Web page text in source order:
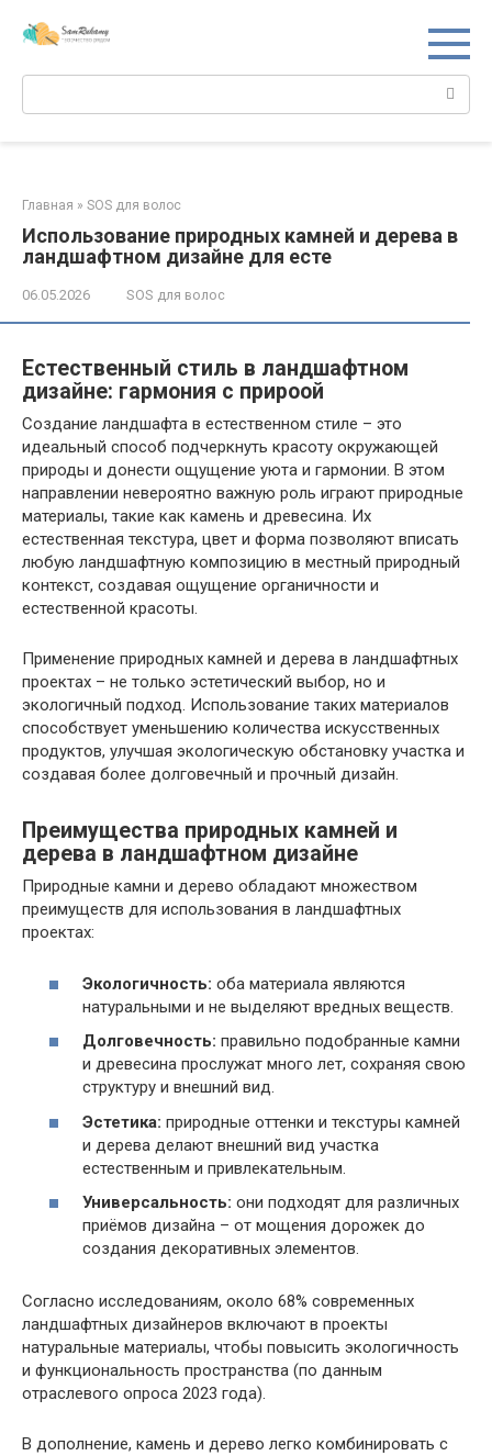
Главная » SOS для волос
Использование природных камней и дерева в
ландшафтном дизайне для есте
06.05.2026 SOS для волос
Естественный стиль в ландшафтном
дизайне: гармония с прироой
Создание ландшафта в естественном стиле – это
идеальный способ подчеркнуть красоту окружающей
природы и донести ощущение уюта и гармонии. В этом
направлении невероятно важную роль играют природные
материалы, такие как камень и древесина. Их
естественная текстура, цвет и форма позволяют вписать
любую ландшафтную композицию в местный природный
контекст, создавая ощущение органичности и
естественной красоты.
Применение природных камней и дерева в ландшафтных
проектах – не только эстетический выбор, но и
экологичный подход. Использование таких материалов
способствует уменьшению количества искусственных
продуктов, улучшая экологическую обстановку участка и
создавая более долговечный и прочный дизайн.
Преимущества природных камней и
дерева в ландшафтном дизайне
Природные камни и дерево обладают множеством
преимуществ для использования в ландшафтных
проектах:
Экологичность: оба материала являются
натуральными и не выделяют вредных веществ.
Долговечность: правильно подобранные камни
и древесина прослужат много лет, сохраняя свою
структуру и внешний вид.
Эстетика: природные оттенки и текстуры камней
и дерева делают внешний вид участка
естественным и привлекательным.
Универсальность: они подходят для различных
приёмов дизайна – от мощения дорожек до
создания декоративных элементов.
Согласно исследованиям, около 68% современных
ландшафтных дизайнеров включают в проекты
натуральные материалы, чтобы повысить экологичность
и функциональность пространства (по данным
отраслевого опроса 2023 года).
В дополнение, камень и дерево легко комбинировать с